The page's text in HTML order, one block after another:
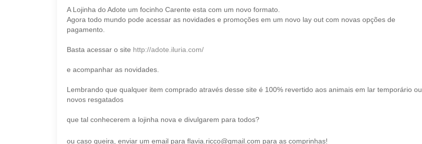
A Lojinha do Adote um focinho Carente esta com um novo formato.
Agora todo mundo pode acessar as novidades e promoções em um novo lay out com novas opções de
pagamento.
Basta acessar o site http://adote.iluria.com/
e acompanhar as novidades.
Lembrando que qualquer item comprado através desse site é 100% revertido aos animais em lar temporário ou
novos resgatados
que tal conhecerem a lojinha nova e divulgarem para todos?
ou caso queira, enviar um email para flavia.ricco@gmail.com para as comprinhas!